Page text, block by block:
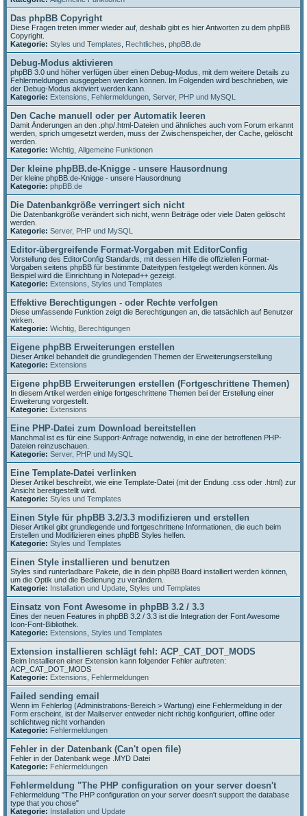
Das phpBB Copyright
Diese Fragen treten immer wieder auf, deshalb gibt es hier Antworten zu dem phpBB
Copyright.
Kategorie: Styles und Templates Rechtliches phpBB.de
Debug-Modus aktivieren
phpBB 3.0 und höher verfügen über einen Debug-Modus, mit dem weitere Details zu
Fehlermeldungen ausgegeben werden können. Im Folgenden wird beschrieben, wie
der Debug-Modus aktiviert werden kann.
Kategorie: Extensions Fehlermeldungen Server, PHP und MySQL
Den Cache manuell oder per Automatik leeren
Damit Änderungen an den .php/.html-Dateien und ähnliches auch vom Forum erkannt
werden, sprich umgesetzt werden, muss der Zwischenspeicher, der Cache, gelöscht
werden.
Kategorie: Wichtig Allgemeine Funktionen
Der kleine phpBB.de-Knigge - unsere Hausordnung
Der kleine phpBB.de-Knigge - unsere Hausordnung
Kategorie: phpBB.de
Die Datenbankgröße verringert sich nicht
Die Datenbankgröße verändert sich nicht, wenn Beiträge oder viele Daten gelöscht
werden.
Kategorie: Server, PHP und MySQL
Editor-übergreifende Format-Vorgaben mit EditorConfig
Vorstellung des EditorConfig Standards, mit dessen Hilfe die offiziellen Format-
Vorgaben seitens phpBB für bestimmte Dateitypen festgelegt werden können. Als
Beispiel wird die Einrichtung in Notepad++ gezeigt.
Kategorie: Extensions Styles und Templates
Effektive Berechtigungen - oder Rechte verfolgen
Diese umfassende Funktion zeigt die Berechtigungen an, die tatsächlich auf Benutzer
wirken.
Kategorie: Wichtig Berechtigungen
Eigene phpBB Erweiterungen erstellen
Dieser Artikel behandelt die grundlegenden Themen der Erweiterungserstellung
Kategorie: Extensions
Eigene phpBB Erweiterungen erstellen (Fortgeschrittene Themen)
In diesem Artikel werden einige fortgeschrittene Themen bei der Erstellung einer
Erweiterung vorgestellt.
Kategorie: Extensions
Eine PHP-Datei zum Download bereitstellen
Manchmal ist es für eine Support-Anfrage notwendig, in eine der betroffenen PHP-
Dateien reinzuschauen.
Kategorie: Server, PHP und MySQL
Eine Template-Datei verlinken
Dieser Artikel beschreibt, wie eine Template-Datei (mit der Endung .css oder .html) zur
Ansicht bereitgestellt wird.
Kategorie: Styles und Templates
Einen Style für phpBB 3.2/3.3 modifizieren und erstellen
Dieser Artikel gibt grundlegende und fortgeschrittene Informationen, die euch beim
Erstellen und Modifizieren eines phpBB Styles helfen.
Kategorie: Styles und Templates
Einen Style installieren und benutzen
Styles sind runterladbare Pakete, die in dein phpBB Board installiert werden können,
um die Optik und die Bedienung zu verändern.
Kategorie: Installation und Update Styles und Templates
Einsatz von Font Awesome in phpBB 3.2 / 3.3
Eines der neuen Features in phpBB 3.2 / 3.3 ist die Integration der Font Awesome
Icon-Font-Bibliothek.
Kategorie: Extensions Styles und Templates
Extension installieren schlägt fehl: ACP_CAT_DOT_MODS
Beim Installieren einer Extension kann folgender Fehler auftreten:
ACP_CAT_DOT_MODS
Kategorie: Extensions Fehlermeldungen
Failed sending email
Wenn im Fehlerlog (Administrations-Bereich > Wartung) eine Fehlermeldung in der
Form erscheint, ist der Mailserver entweder nicht richtig konfiguriert, offline oder
schlichtweg nicht vorhanden
Kategorie: Fehlermeldungen
Fehler in der Datenbank (Can't open file)
Fehler in der Datenbank wege .MYD Datei
Kategorie: Fehlermeldungen
Fehlermeldung "The PHP configuration on your server doesn't
Fehlermeldung "The PHP configuration on your server doesn't support the database
type that you chose"
Kategorie: Installation und Update